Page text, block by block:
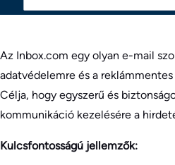
Az Inbox.com egy olyan e-mail
adatvédelemre és a
Célja, hogy egyszerű és
kommunikáció kezelésére a
Kulcsfontosságú jellemzők: